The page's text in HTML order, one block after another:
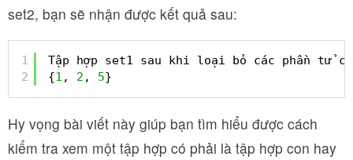
set2, bạn sẽ nhận được kết quả sau:
1
2
Tập hợp set1 sau khi loại bỏ các phần tử
{1 , 2 , 5}
Hy vọng bài viết này giúp bạn tìm hiểu được cách
kiểm tra xem một tập hợp có phải là tập hợp con hay